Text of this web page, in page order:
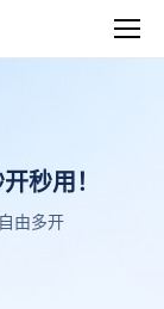
秒用！
由多开